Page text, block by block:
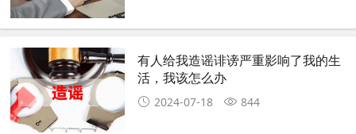
有人给我造谣诽谤严重影响了我的生
活，我该怎么办
2024-07-18 844